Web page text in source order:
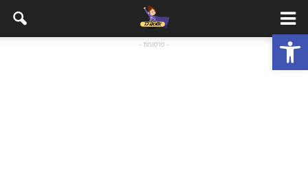
פתח סרגל נגישות - פרסומת -